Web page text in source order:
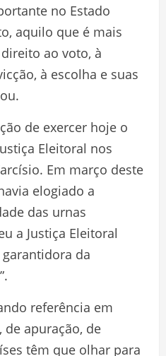
no Estado
aquilo que é mais
ao voto, à
à escolha e suas
de exercer hoje o
Eleitoral nos
Em março deste
elogiado a
das urnas
a Justiça Eleitoral
da
referência em
apuração, de
têm que olhar para